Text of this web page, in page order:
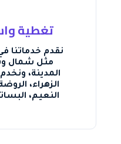
تغطية
نقدم خدماتنا
مثل شمال
المدينة،
الزهراء،
النعيم،